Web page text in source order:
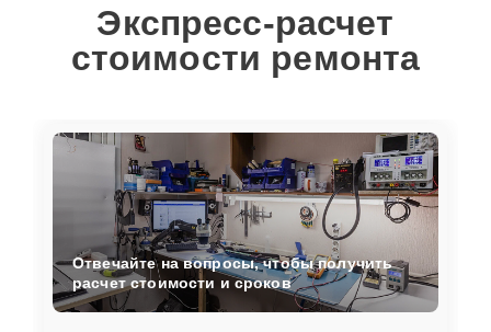
Экспресс-расчет
стоимости ремонта
Отвечайте на вопросы, чтобы получить
расчет стоимости и сроков